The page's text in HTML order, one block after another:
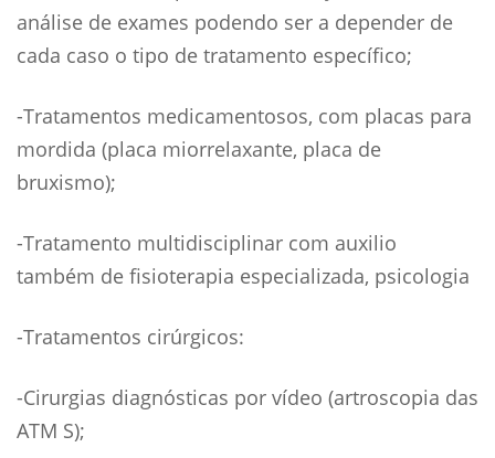
análise de exames podendo ser a depender de
cada caso o tipo de tratamento específico;
-Tratamentos medicamentosos, com placas para
mordida (placa miorrelaxante, placa de
bruxismo);
-Tratamento multidisciplinar com auxilio
também de fisioterapia especializada, psicologia
-Tratamentos cirúrgicos:
-Cirurgias diagnósticas por vídeo (artroscopia das
ATM S);